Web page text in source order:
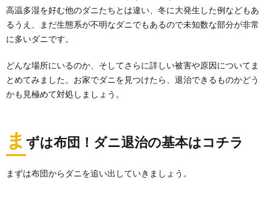
高温多湿を好む他のダニたちとは違い、冬に大発生した例などもあ
るうえ、まだ生態系が不明なダニでもあるので未知数な部分が非常
に多いダニです。
どんな場所にいるのか、そしてさらに詳しい被害や原因についてま
とめてみました。お家でダニを見つけたら、退治できるものかどう
かも見極めて対処しましょう。
ま ずは布団！ダニ退治の基本はコチラ
まずは布団からダニを追い出していきましょう。